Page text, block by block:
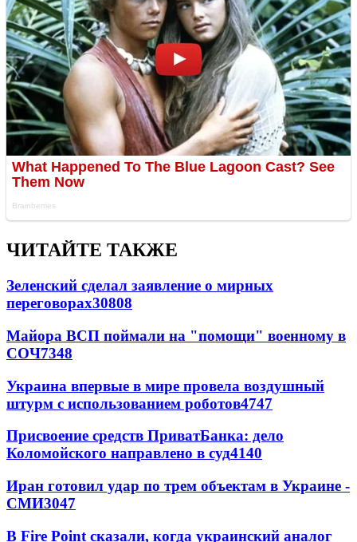
ЧИТАЙТЕ ТАКЖЕ
Зеленский сделал заявление о мирных
переговорах30808
Майора ВСП поймали на "помощи" военному в
СОЧ7348
Украина впервые в мире провела воздушный
штурм с использованием роботов4747
Присвоение средств ПриватБанка: дело
Коломойского направлено в суд4140
Иран готовил удар по трем объектам в Украине -
СМИ3047
В Fire Point сказали, когда украинский аналог